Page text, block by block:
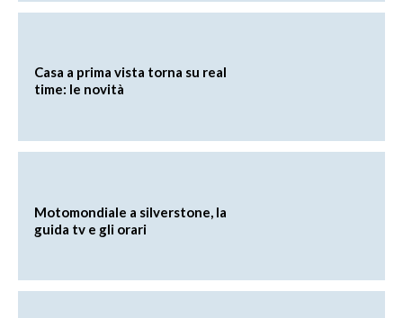
Casa a prima vista torna su real
time: le novità
Motomondiale a silverstone, la
guida tv e gli orari